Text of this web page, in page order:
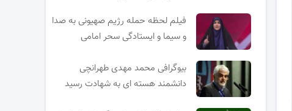
فیلم لحظه حمله رژیم صهیونی به صدا
و سیما و ایستادگی سحر امامی
بیوگرافی محمد مهدی طهرانچی
دانشمند هسته ای به شهادت رسید